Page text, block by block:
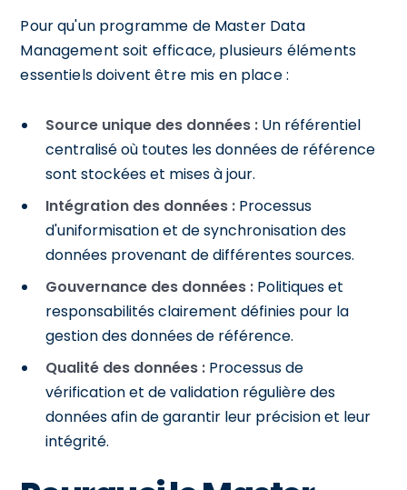
Pour qu'un programme de Master Data
Management soit efficace, plusieurs éléments
essentiels doivent être mis en place :
Source unique des données : Un référentiel
centralisé où toutes les données de référence
sont stockées et mises à jour.
Intégration des données : Processus
d'uniformisation et de synchronisation des
données provenant de différentes sources.
Gouvernance des données : Politiques et
responsabilités clairement définies pour la
gestion des données de référence.
Qualité des données : Processus de
vérification et de validation régulière des
données afin de garantir leur précision et leur
intégrité.